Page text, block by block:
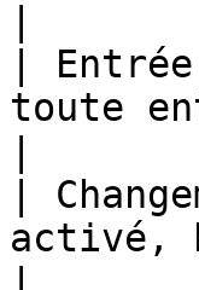
|
toute
|
activé,